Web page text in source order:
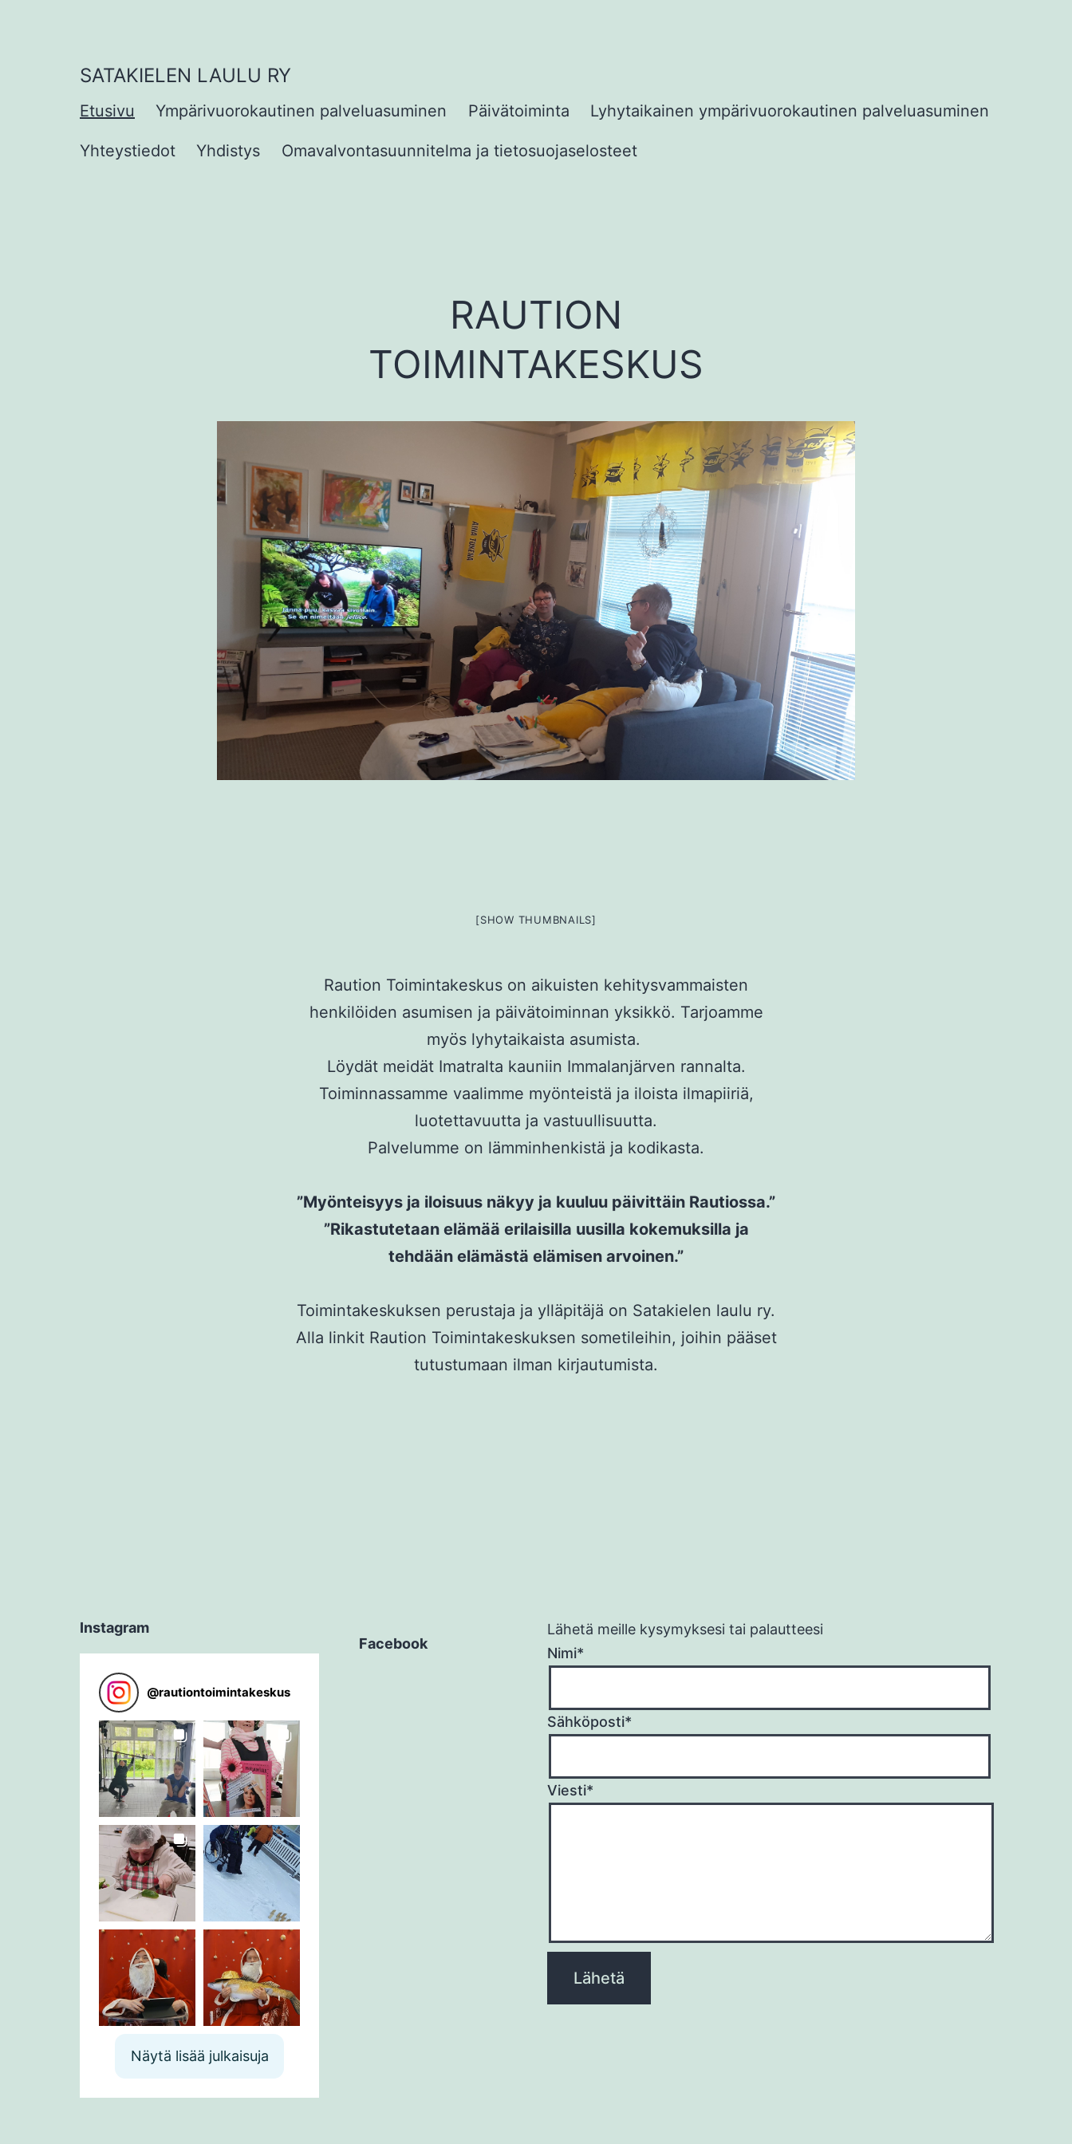
SATAKIELEN LAULU RY
Etusivu Ympärivuorokautinen palveluasuminen Päivätoiminta Lyhytaikainen ympärivuorokautinen palveluasuminen
Yhteystiedot Yhdistys Omavalvontasuunnitelma ja tietosuojaselosteet
RAUTION
TOIMINTAKESKUS
[SHOW THUMBNAILS]
Raution Toimintakeskus on aikuisten kehitysvammaisten
henkilöiden asumisen ja päivätoiminnan yksikkö. Tarjoamme
myös lyhytaikaista asumista.
Löydät meidät Imatralta kauniin Immalanjärven rannalta.
Toiminnassamme vaalimme myönteistä ja iloista ilmapiiriä,
luotettavuutta ja vastuullisuutta.
Palvelumme on lämminhenkistä ja kodikasta.
”Myönteisyys ja iloisuus näkyy ja kuuluu päivittäin Rautiossa.”
”Rikastutetaan elämää erilaisilla uusilla kokemuksilla ja
tehdään elämästä elämisen arvoinen.”
Toimintakeskuksen perustaja ja ylläpitäjä on Satakielen laulu ry.
Alla linkit Raution Toimintakeskuksen sometileihin, joihin pääset
tutustumaan ilman kirjautumista.
Instagram
@rautiontoimintakeskus
Näytä lisää julkaisuja
Facebook
Lähetä meille kysymyksesi tai palautteesi
Nimi*
Sähköposti*
Viesti*
leave